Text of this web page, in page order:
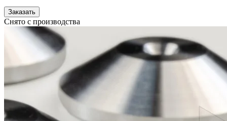
Заказать
Снято с производства